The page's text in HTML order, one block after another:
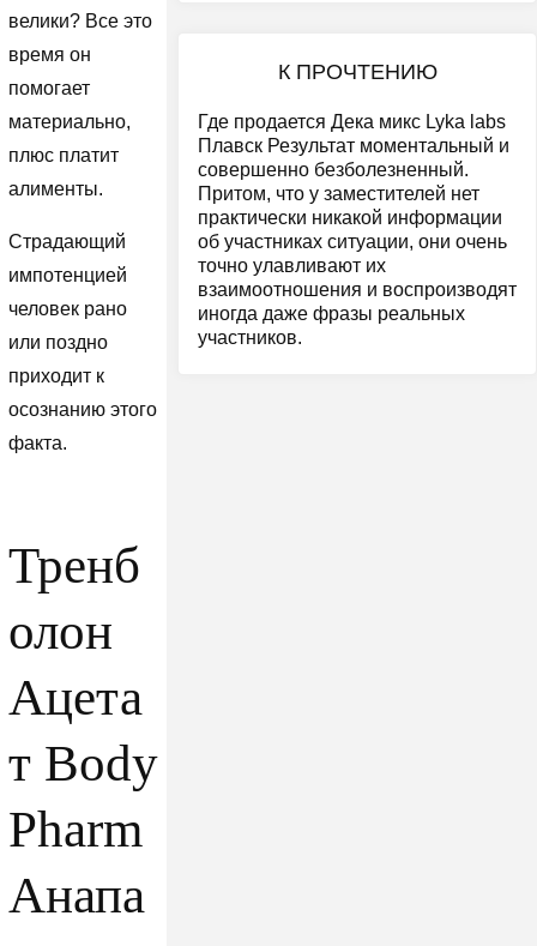
велики? Все это
время он
помогает
материально,
плюс платит
алименты.
Страдающий
импотенцией
человек рано
или поздно
приходит к
осознанию этого
факта.
Тренб
олон
Ацета
т Body
Pharm
Анапа
К ПРОЧТЕНИЮ
Где продается Дека микс Lyka labs
Плавск Результат моментальный и
совершенно безболезненный.
Притом, что у заместителей нет
практически никакой информации
об участниках ситуации, они очень
точно улавливают их
взаимоотношения и воспроизводят
иногда даже фразы реальных
участников.